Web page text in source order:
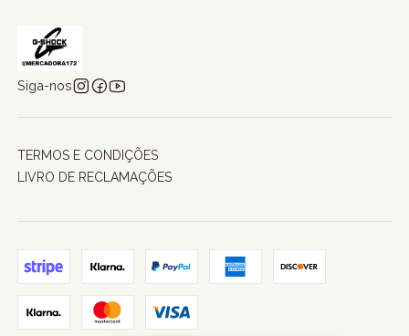
Siga-nos
TERMOS E CONDIÇÕES
LIVRO DE RECLAMAÇÕES